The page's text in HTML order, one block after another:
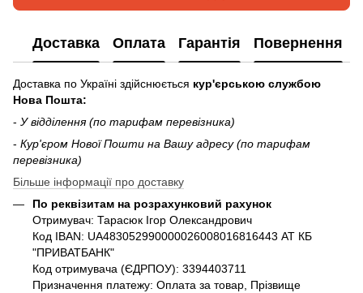
Доставка Оплата Гарантія Повернення
Доставка по Україні здійснюється кур'єрською службою
Нова Пошта:
- У відділення (по тарифам перевізника)
- Кур'єром Нової Пошти на Вашу адресу (по тарифам
перевізника)
Більше інформації про доставку
По реквізитам на розрахунковий рахунок
Отримувач: Тарасюк Ігор Олександрович
Код IBAN: UA483052990000026008016816443 АТ КБ
"ПРИВАТБАНК"
Код отримувача (ЄДРПОУ): 3394403711
Призначення платежу: Оплата за товар, Прізвище